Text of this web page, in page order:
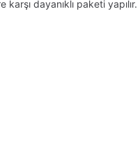
dayanıklı paketi yapılır.